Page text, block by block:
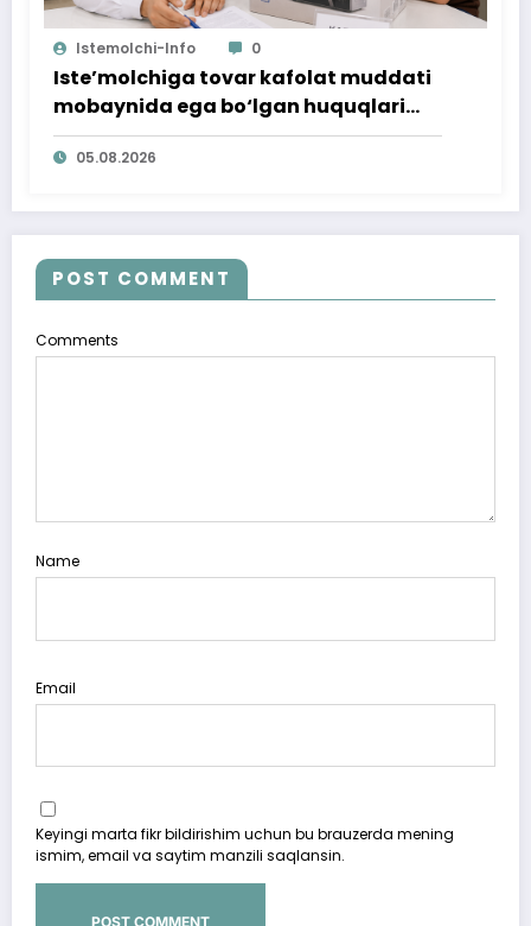
Istemolchi-Info 0
Iste’molchiga tovar kafolat muddati
mobaynida ega bo‘lgan huquqlari
ta’minlab berildi
05.08.2026
POST COMMENT
Comments
Name
Email
Keyingi marta fikr bildirishim uchun bu brauzerda mening
ismim, email va saytim manzili saqlansin.